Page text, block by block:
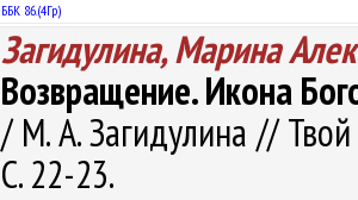
ББК 86.(4Гр)
Загидулина, Марина
Возвращение. Икона
/ М. А. Загидулина //
С. 22-23.